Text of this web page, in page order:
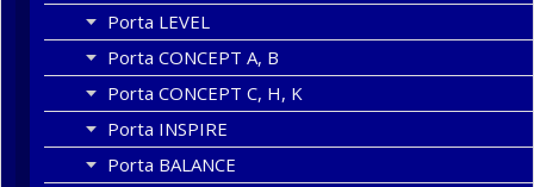
Porta LEVEL
Porta CONCEPT A, B
Porta CONCEPT C, H, K
Porta INSPIRE
Porta BALANCE